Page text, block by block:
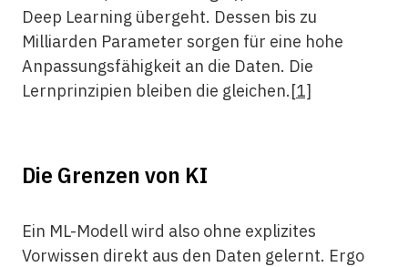
Deep Learning übergeht. Dessen bis zu
Milliarden Parameter sorgen für eine hohe
Anpassungsfähigkeit an die Daten. Die
Lernprinzipien bleiben die gleichen.[1]
Die Grenzen von KI
Ein ML-Modell wird also ohne explizites
Vorwissen direkt aus den Daten gelernt. Ergo